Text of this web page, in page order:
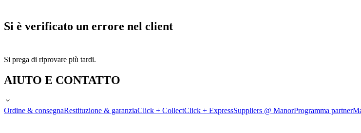
Si è verificato un errore nel client
Si prega di riprovare più tardi.
AIUTO E CONTATTO
Ordine & consegnaRestituzione & garanziaClick + CollectClick + ExpressSuppliers @ ManorProgramma partner